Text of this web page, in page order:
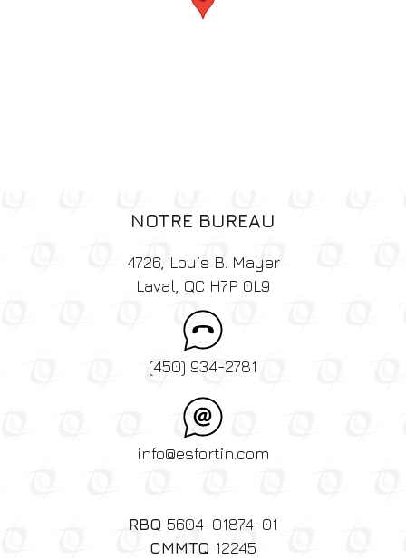
NOTRE BUREAU
4726, Louis B. Mayer
Laval, QC H7P 0L9
(450) 934-2781
info@esfortin.com
RBQ 5604-01874-01
CMMTQ 12245